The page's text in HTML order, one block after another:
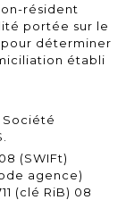
résident
portée sur le
déterminer
établi
(SWIFt)
agence)
(clé RiB) 08